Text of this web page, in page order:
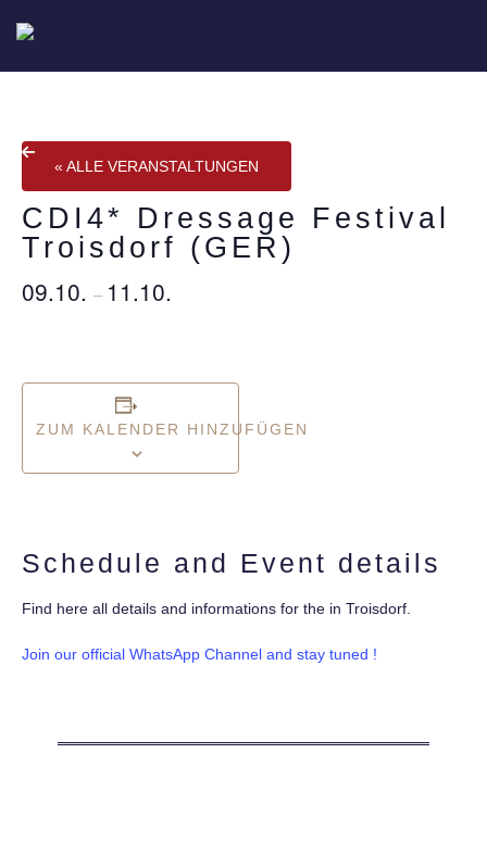
« ALLE VERANSTALTUNGEN
CDI4* Dressage Festival
Troisdorf (GER)
09.10. – 11.10.
ZUM KALENDER HINZUFÜGEN
Schedule and Event details
Find here all details and informations for the in Troisdorf.
Join our official WhatsApp Channel and stay tuned !